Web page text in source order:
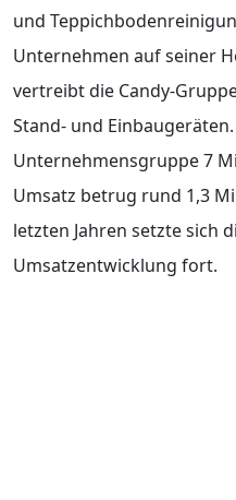
und
Unternehmen auf seiner
vertreibt die Candy-
Stand- und
Unternehmensgruppe 7
Umsatz betrug rund 1,3
letzten Jahren setzte sich
Umsatzentwicklung fort.